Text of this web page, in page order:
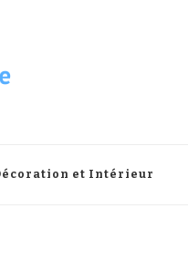
et Intérieur